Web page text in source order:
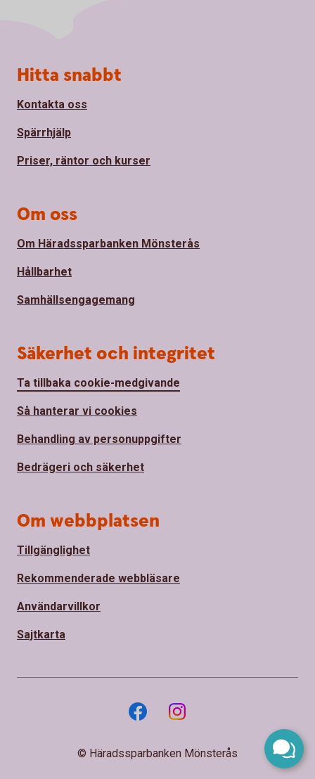
Sidfot
Hitta snabbt
Kontakta oss
Spärrhjälp
Priser, räntor och kurser
Om oss
Om Häradssparbanken Mönsterås
Hållbarhet
Samhällsengagemang
Säkerhet och integritet
Ta tillbaka cookie-medgivande
Så hanterar vi cookies
Behandling av personuppgifter
Bedrägeri och säkerhet
Om webbplatsen
Tillgänglighet
Rekommenderade webbläsare
Användarvillkor
Sajtkarta
© Häradssparbanken Mönsterås